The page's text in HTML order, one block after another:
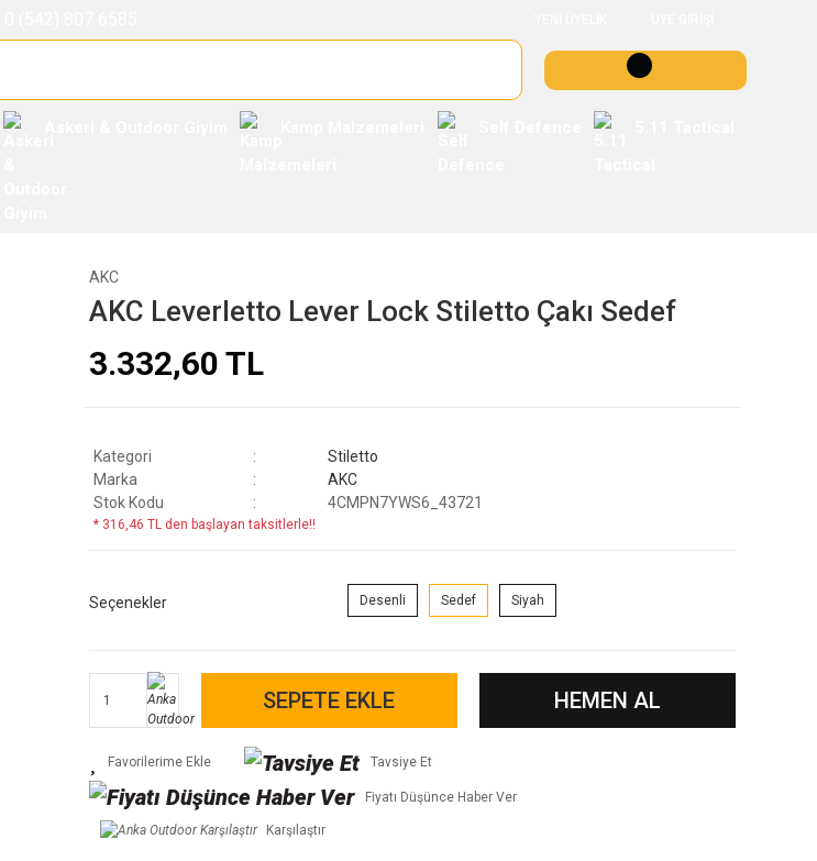
AKC
AKC Leverletto Lever Lock Stiletto Çakı Sedef
3.332,60 TL
Kategori
Stiletto
Marka
AKC
Stok Kodu
4CMPN7YWS6_43721
* 316,46 TL den başlayan taksitlerle!!
Seçenekler Desenli Sedef Siyah
SEPETE EKLE HEMEN AL
Tavsiye Et
Fiyatı Düşünce Haber Ver
Karşılaştır